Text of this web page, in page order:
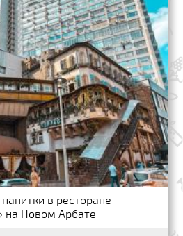
в ресторане
на Новом Арбате